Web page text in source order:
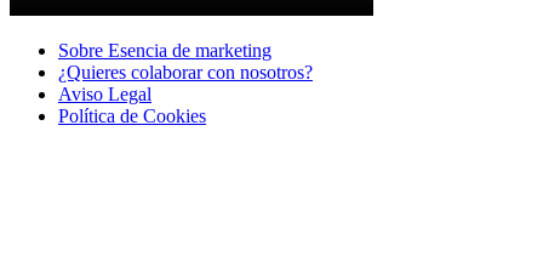
Sobre Esencia de marketing
¿Quieres colaborar con nosotros?
Aviso Legal
Polí­tica de Cookies